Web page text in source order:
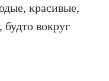
красивые,
вокруг